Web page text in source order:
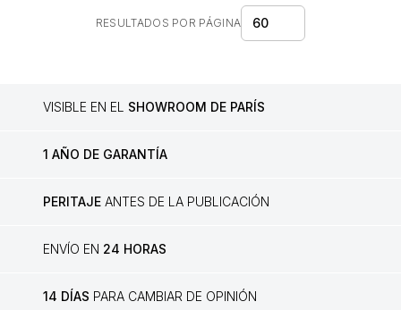
RESULTADOS POR PÁGINA 60
VISIBLE EN EL SHOWROOM DE PARÍS
1 AÑO DE GARANTÍA
PERITAJE ANTES DE LA PUBLICACIÓN
ENVÍO EN 24 HORAS
14 DÍAS PARA CAMBIAR DE OPINIÓN